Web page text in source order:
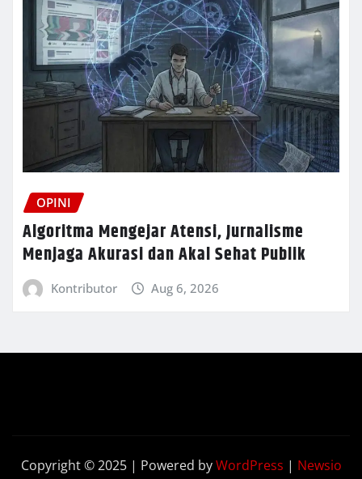
OPINI
Algoritma Mengejar Atensi, Jurnalisme
Menjaga Akurasi dan Akal Sehat Publik
Kontributor Aug 6, 2026
Copyright © 2025 | Powered byWordPress | Newsio